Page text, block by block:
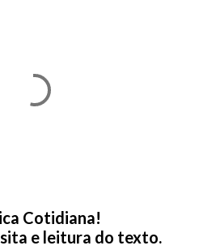
Cotidiana!
e leitura do texto.